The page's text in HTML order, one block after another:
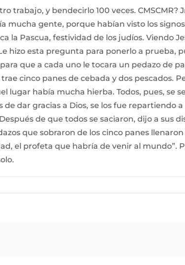
y bendecirlo 100 veces. CMSCMR?
mucha gente, porque habían visto los
la Pascua, festividad de los judíos. Viendo
hizo esta pregunta para ponerlo a prueba,
que a cada uno le tocara un pedazo de
cinco panes de cebada y dos pescados.
lugar había mucha hierba. Todos, pues, se
dar gracias a Dios, se los fue repartiendo
de que todos se saciaron, dijo a sus
que sobraron de los cinco panes
el profeta que habría de venir al mundo”.